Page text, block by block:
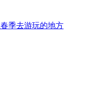
季去游玩的地方